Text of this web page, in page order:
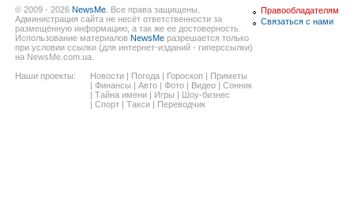
© 2009 - 2026 NewsMe . Все права защищены.
Администрация сайта не несёт ответственности за
размещённую информацию, а так же ее достоверность.
Использование материалов NewsMe разрешается только
при условии ссылки (для интернет-изданий - гиперссылки)
на NewsMe.com.ua.
Наши проекты:
Новости | Погода | Гороскоп | Приметы
| Финансы | Авто | Фото | Видео | Сонник
| Тайна имени | Игры | Шоу-бизнес
| Спорт | Такси | Переводчик
Правообладателям
Связаться с нами